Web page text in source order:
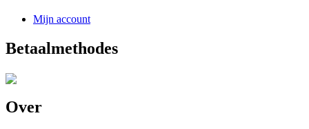
Mijn account
Betaalmethodes
Over